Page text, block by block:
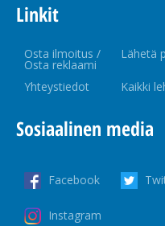
Linkit
Osta ilmoitus /
Osta reklaami
Lähetä
Yhteystiedot Kaikki
Sosiaalinen media
Facebook
Instagram